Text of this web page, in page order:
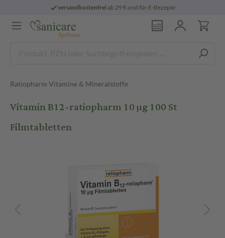
versandkostenfreiab 29 € und für E-Rezepte
Ratiopharm Vitamine & Mineralstoffe
Vitamin B12-ratiopharm 10 µg 100 St
Filmtabletten